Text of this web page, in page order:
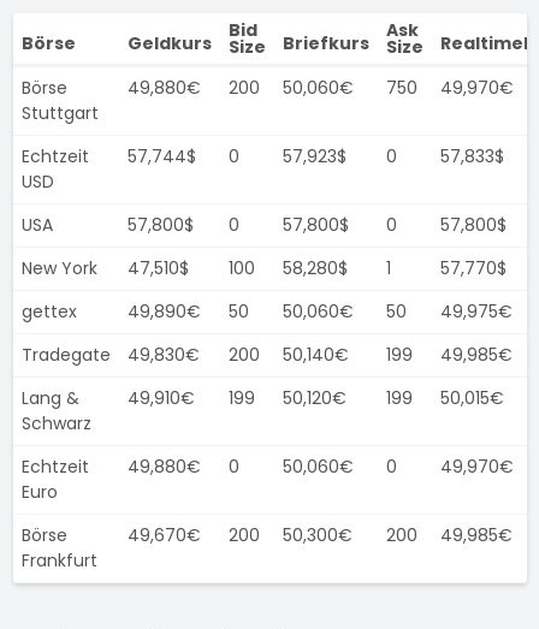
Börse Geldkurs
Bid
Size Briefkurs
Ask
Size
Börse
Stuttgart
49,880€ 200 50,060€ 750 49,970€
Echtzeit
USD
57,744$ 0 57,923$ 0 57,833$
USA 57,800$ 0 57,800$ 0
57,800$
New York
47,510$ 100 58,280$ 1
57,770$
gettex
49,890€ 50 50,060€ 50
49,975€
Tradegate
49,830€ 200 50,140€ 199
49,985€
Lang &
Schwarz
49,910€ 199 50,120€ 199 50,015€
Echtzeit
Euro
49,880€ 0 50,060€ 0 49,970€
Börse
Frankfurt
49,670€ 200 50,300€ 200 49,985€